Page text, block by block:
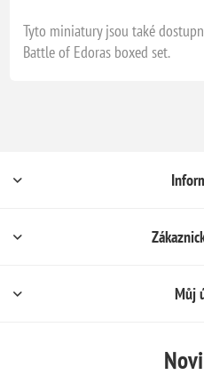
Tyto miniatury jsou také
Battle of Edoras boxed set.
Můj